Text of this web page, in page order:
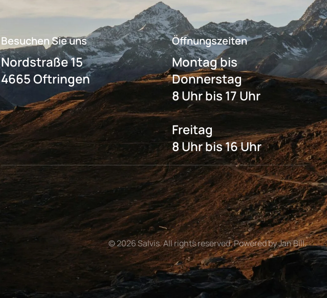
Besuchen Sie uns
Nordstraße 15
4665 Oftringen
Öffnungszeiten
Montag bis
Donnerstag
8 Uhr bis 17 Uhr
Freitag
8 Uhr bis 16 Uhr
©2026Salvis. All rights reserved. Powered by Jan Bill.